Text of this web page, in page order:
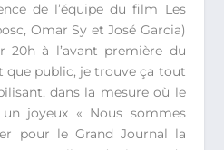
de l’équipe du film Les
Omar Sy et José Garcia)
20h à l’avant première du
que public, je trouve ça tout
dans la mesure où le
joyeux « Nous sommes
pour le Grand Journal la